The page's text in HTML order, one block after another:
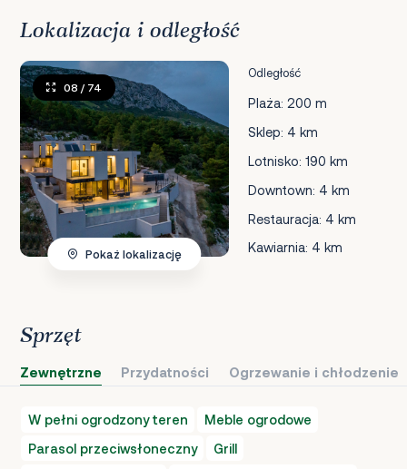
Lokalizacja i odległość
Odległość
Plaża: 200 m
Sklep: 4 km
Lotnisko: 190 km
Downtown: 4 km
Restauracja: 4 km
Kawiarnia: 4 km
08 / 74
Pokaż lokalizację
Sprzęt
Zewnętrzne Przydatności Ogrzewanie i chłodzenie
W pełni ogrodzony teren
Meble ogrodowe
Parasol przeciwsłoneczny
Grill